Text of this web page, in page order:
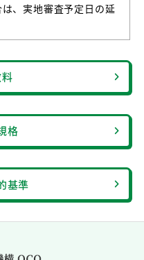
、実地審査予定日の延
格
基準